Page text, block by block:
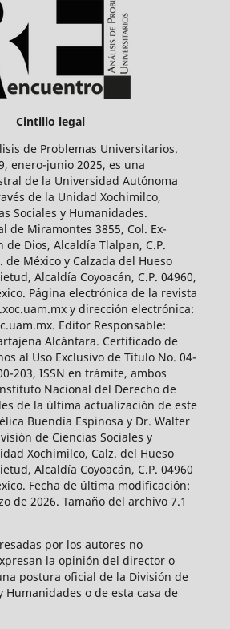
Cintillo legal
de Problemas Universitarios.
enero-junio 2025, es una
de la Universidad Autónoma
de la Unidad Xochimilco,
Sociales y Humanidades.
de Miramontes 3855, Col. Ex-
de Dios, Alcaldía Tlalpan, C.P.
de México y Calzada del Hueso
Alcaldía Coyoacán, C.P. 04960,
Página electrónica de la revista
y dirección electrónica:
Editor Responsable:
Alcántara. Certificado de
al Uso Exclusivo de Título No. 04-
203, ISSN en trámite, ambos
Nacional del Derecho de
de la última actualización de este
Buendía Espinosa y Dr. Walter
de Ciencias Sociales y
Xochimilco, Calz. del Hueso
Alcaldía Coyoacán, C.P. 04960
Fecha de última modificación:
de 2026. Tamaño del archivo 7.1
por los autores no
la opinión del director o
postura oficial de la División de
Humanidades o de esta casa de